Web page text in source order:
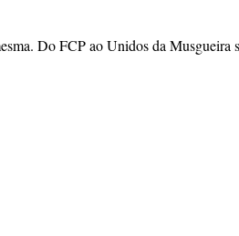
Do FCP ao Unidos da Musgueira